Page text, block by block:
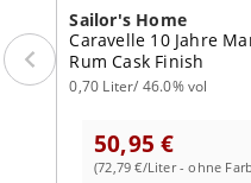
Sailor's Home
Caravelle 10 Jahre
Rum Cask Finish
0,70 Liter/ 46.0% vol
50,95 €
(72,79 €/Liter - ohne